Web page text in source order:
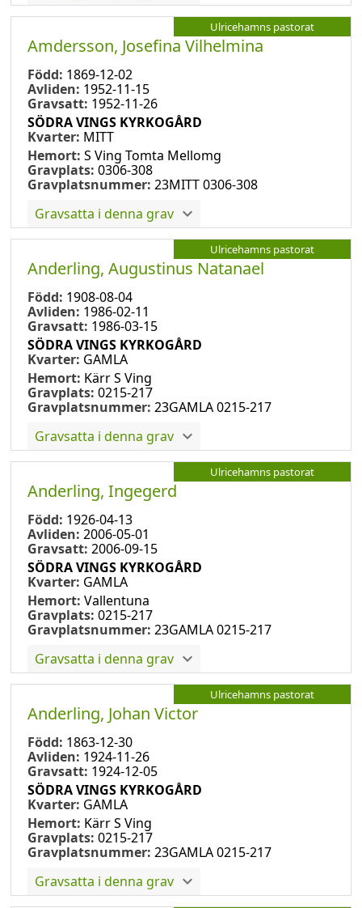
Ulricehamns pastorat
Amdersson, Josefina Vilhelmina
Född: 1869-12-02
Avliden: 1952-11-15
Gravsatt: 1952-11-26
SÖDRA VINGS KYRKOGÅRD
Kvarter: MITT
Hemort: S Ving Tomta Mellomg
Gravplats: 0306-308
Gravplatsnummer: 23MITT 0306-308
Gravsatta i denna grav
Ulricehamns pastorat
Anderling, Augustinus Natanael
Född: 1908-08-04
Avliden: 1986-02-11
Gravsatt: 1986-03-15
SÖDRA VINGS KYRKOGÅRD
Kvarter: GAMLA
Hemort: Kärr S Ving
Gravplats: 0215-217
Gravplatsnummer: 23GAMLA 0215-217
Gravsatta i denna grav
Ulricehamns pastorat
Anderling, Ingegerd
Född: 1926-04-13
Avliden: 2006-05-01
Gravsatt: 2006-09-15
SÖDRA VINGS KYRKOGÅRD
Kvarter: GAMLA
Hemort: Vallentuna
Gravplats: 0215-217
Gravplatsnummer: 23GAMLA 0215-217
Gravsatta i denna grav
Ulricehamns pastorat
Anderling, Johan Victor
Född: 1863-12-30
Avliden: 1924-11-26
Gravsatt: 1924-12-05
SÖDRA VINGS KYRKOGÅRD
Kvarter: GAMLA
Hemort: Kärr S Ving
Gravplats: 0215-217
Gravplatsnummer: 23GAMLA 0215-217
Gravsatta i denna grav